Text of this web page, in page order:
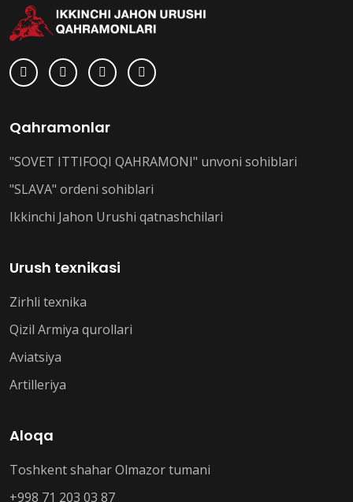
Qahramonlar
"SOVET ITTIFOQI QAHRAMONI" unvoni sohiblari
"SLAVA" ordeni sohiblari
Ikkinchi Jahon Urushi qatnashchilari
Urush texnikasi
Zirhli texnika
Qizil Armiya qurollari
Aviatsiya
Artilleriya
Aloqa
Toshkent shahar Olmazor tumani
+998 71 203 03 87